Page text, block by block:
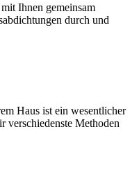
Ihnen gemeinsam
durch und
Haus ist ein wesentlicher
verschiedenste Methoden